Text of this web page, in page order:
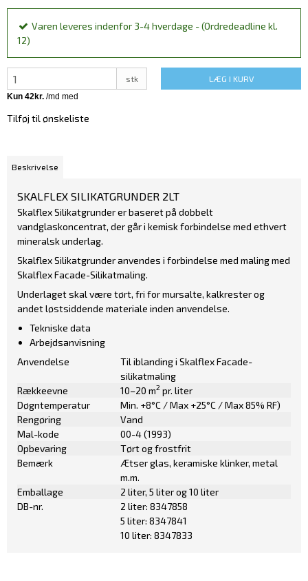
Varen leveres indenfor 3-4 hverdage - (Ordredeadline kl.
12)
stk LÆG I KURV
Tilføj til ønskeliste
Beskrivelse
SKALFLEX SILIKATGRUNDER 2LT
Skalflex Silikatgrunder er baseret på dobbelt
vandglaskoncentrat, der går i kemisk forbindelse med ethvert
mineralsk underlag.
Skalflex Silikatgrunder anvendes i forbindelse med maling med
Skalflex Facade-Silikatmaling.
Underlaget skal være tørt, fri for mursalte, kalkrester og
andet løstsiddende materiale inden anvendelse.
Tekniske data
Arbejdsanvisning
Anvendelse
Til iblanding i Skalflex Facade-
silikatmaling
Rækkeevne
10–20 m2 pr. liter
Døgntemperatur
Min. +8°C / Max +25°C / Max 85% RF)
Rengøring
Vand
Mal-kode
00-4 (1993)
Opbevaring
Tørt og frostfrit
Bemærk
Ætser glas, keramiske klinker, metal
m.m.
Emballage
2 liter, 5 liter og 10 liter
DB-nr.
2 liter: 8347858
5 liter: 8347841
10 liter: 8347833